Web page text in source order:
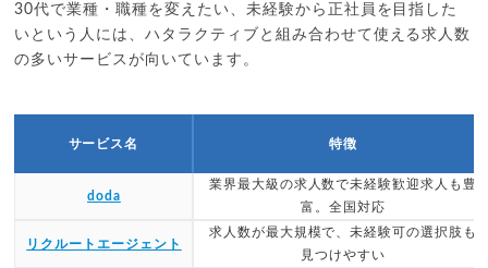
30代で業種・職種を変えたい、未経験から正社員を目指した
いという人には、ハタラクティブと組み合わせて使える求人数
の多いサービスが向いています。
サービス名 特徴
doda
業界最大級の求人数で未経験歓迎求人も豊
富。全国対応
リクルートエージェント
求人数が最大規模で、未経験可の選択肢も
見つけやすい